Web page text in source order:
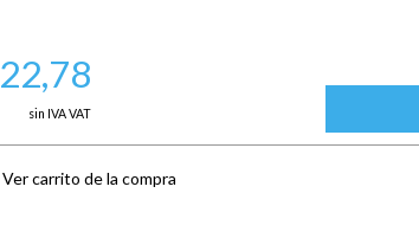
22,78
sin IVA VAT
Ver carrito de la compra